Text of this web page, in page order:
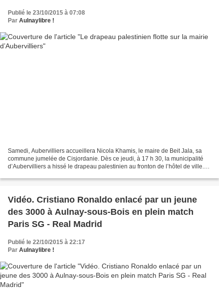
Publié le 23/10/2015 à 07:08
Par Aulnaylibre !
Samedi, Aubervilliers accueillera Nicola Khamis, le maire de Beit Jala, sa
commune jumelée de Cisjordanie. Dès ce jeudi, à 17 h 30, la municipalité
d’Aubervilliers a hissé le drapeau palestinien au fronton de l’hôtel de ville.
Vidéo. Cristiano Ronaldo enlacé par un jeune
des 3000 à Aulnay-sous-Bois en plein match
Paris SG - Real Madrid
Publié le 22/10/2015 à 22:17
Par Aulnaylibre !